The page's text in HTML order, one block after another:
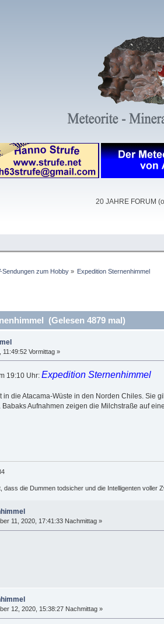
20 JAHRE FORUM
Sendungen zum Hobby» Expedition Sternenhimmel
(Gelesen 4879 mal)
11:49:52 Vormittag »
19:10 Uhr: Expedition Sternenhimmel
in die Atacama-Wüste in den Norden Chiles. Sie
Aufnahmen zeigen die Milchstraße auf
dass die Dummen todsicher und die Intelligenten voller
11, 2020, 17:41:33 Nachmittag »
12, 2020, 15:38:27 Nachmittag »